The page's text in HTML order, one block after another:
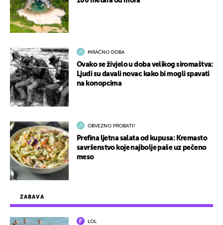
ZABAVA
LOL
MRAČNO DOBA
Ovako se živjelo u doba velikog siromaštva:
Ljudi su davali novac kako bi mogli spavati
na konopcima
OBVEZNO PROBATI!
Prefina ljetna salata od kupusa: Kremasto
savršenstvo koje najbolje paše uz pečeno
meso